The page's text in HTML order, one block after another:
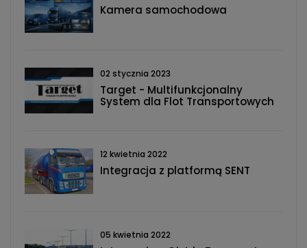
Kamera samochodowa
02 stycznia 2023
Target - Multifunkcjonalny
System dla Flot Transportowych
12 kwietnia 2022
Integracja z platformą SENT
05 kwietnia 2022